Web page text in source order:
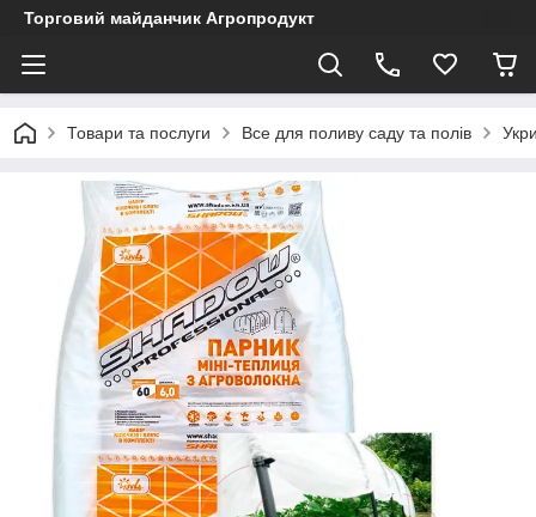
Торговий майданчик Агропродукт
Товари та послуги Все для поливу саду та полів